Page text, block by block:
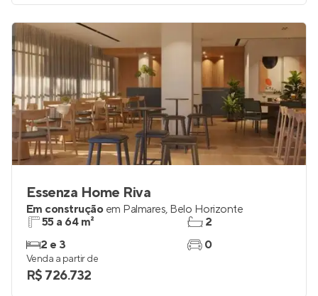
Essenza Home Riva
Em construção em Palmares, Belo Horizonte
55 a 64 m²
2 e 3
2
0
Venda a partir de
R$ 726.732